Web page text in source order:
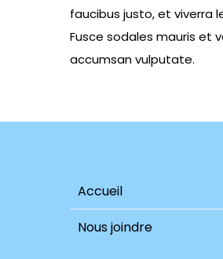
faucibus justo, et viverra
Fusce sodales mauris et
accumsan vulputate.
Accueil
Nous joindre